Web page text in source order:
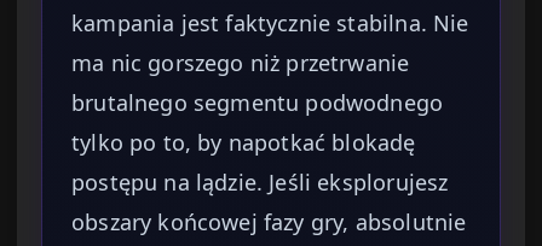
kampania jest faktycznie stabilna. Nie
ma nic gorszego niż przetrwanie
brutalnego segmentu podwodnego
tylko po to, by napotkać blokadę
postępu na lądzie. Jeśli eksplorujesz
obszary końcowej fazy gry, absolutnie